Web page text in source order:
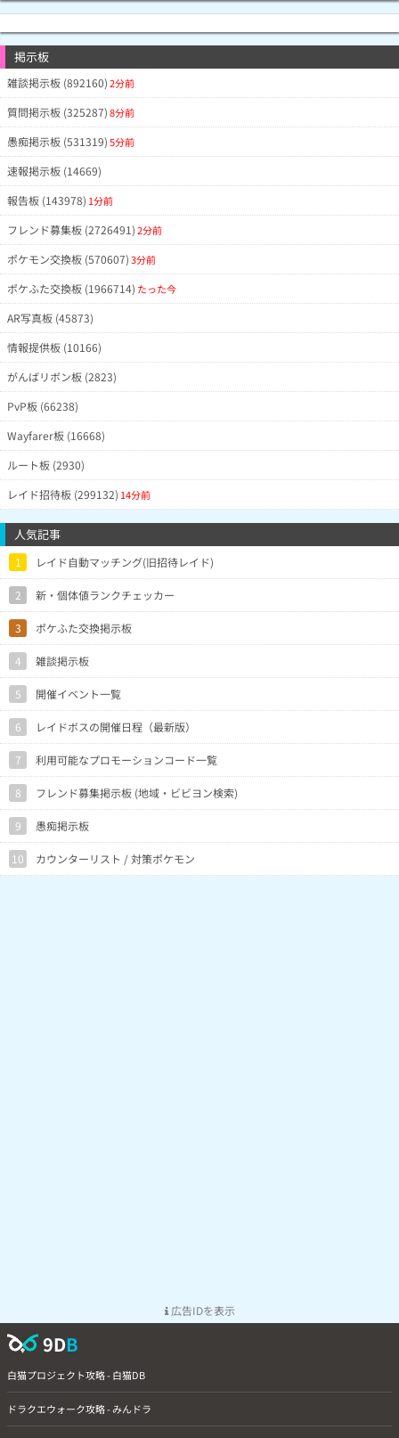
掲示板
雑談掲示板 (892160)2分前
質問掲示板 (325287)8分前
愚痴掲示板 (531319)5分前
速報掲示板 (14669)
報告板 (143978) 1分前
フレンド募集板 (2726491)2分前
ポケモン交換板 (570607)3分前
ポケふた交換板 (1966714) たった今
AR写真板 (45873)
情報提供板 (10166)
がんばリボン板 (2823)
PvP板 (66238)
Wayfarer板 (16668)
ルート板 (2930)
レイド招待板 (299132) 14分前
人気記事
1 レイド自動マッチング(旧招待レイド)
2 新・個体値ランクチェッカー
3 ポケふた交換掲示板
4 雑談掲示板
5 開催イベント一覧
6 レイドボスの開催日程（最新版）
7 利用可能なプロモーションコード一覧
8 フレンド募集掲示板 (地域・ビビヨン検索)
9 愚痴掲示板
10 カウンターリスト / 対策ポケモン
広告IDを表示
9DB
白猫プロジェクト攻略 - 白猫DB
ドラクエウォーク攻略 - みんドラ